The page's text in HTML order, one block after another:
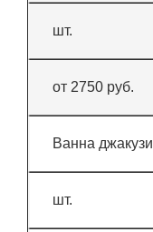
шт.
от 2750 руб.
Ванна джакузи
шт.